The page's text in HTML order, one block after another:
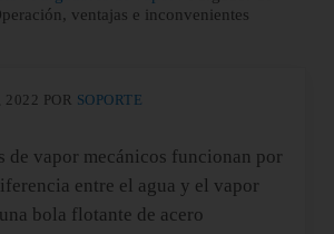
ventajas e inconvenientes
2022 POR SOPORTE
de vapor mecánicos funcionan por
entre el agua y el vapor
bola flotante de acero